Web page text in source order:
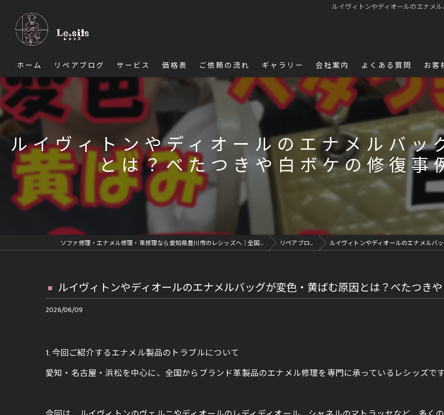
ルイヴィトンやディオールのエナメ
ホーム リペアブログ サービス
ソファ修理
椅子・ダイニングチェア修理
エナメル修理
バッグ修理
財布修理
靴修理
革ジャン修理
車内装部品修理
再メッキ等金具修理
価格表 ご依頼の流れ ギャラリー 会社案内
名古屋・浜松で革修理の独立・開業を目
よくある質問
革の豆知識
お客
ルイヴィトンやディオールのエナメルバ
とは？べたつきや白ボケの修復事
ソファ修理・エナメル修理・革修理なら愛知県豊川市のレシッズへ｜全国対応 リペアブログ ルイヴィトンやディオールのエナメルバッ
ルイヴィトンやディオールのエナメルバッグが変色・黄ばむ原因とは？べたつき
2026/06/09
1. 今回ご紹介するエナメル製品のトラブルについて
愛知・名古屋・浜松を中心に、全国からブランド革製品のエナメル修理を専門に承っているレシッズです